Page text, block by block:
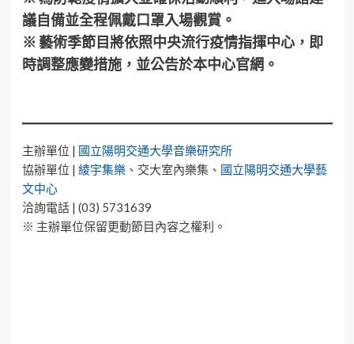
議自備並全程佩戴口罩入場觀賞。
※ 藝術季節目將依照中央流行疫情指揮中心，即
時調整應變措施，並公告於本中心官網。
主辦單位 | 國立陽明交通大學音樂研究所
協辦單位 | 綾宇集樂、交大室內樂集、 國立陽明交通大學藝
文中心
洽詢電話 | (03) 5731639
※ 主辦單位保留更動節目內容之權利。